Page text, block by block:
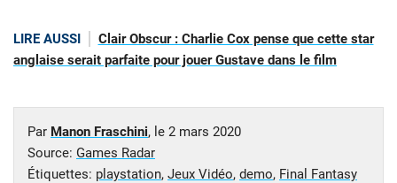
LIRE AUSSI
Clair Obscur : Charlie Cox pense que cette star
anglaise serait parfaite pour jouer Gustave dans le film
Par Manon Fraschini, le 2 mars 2020
Source: Games Radar
Étiquettes: playstation, Jeux Vidéo, demo, Final Fantasy